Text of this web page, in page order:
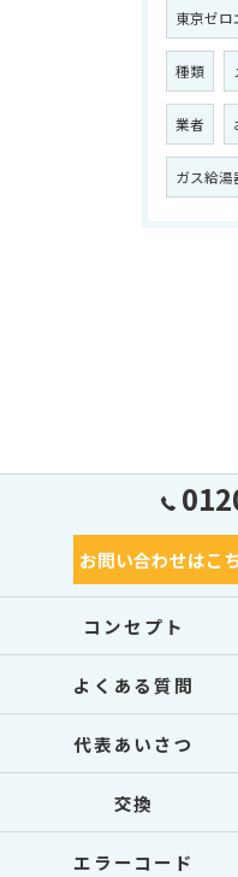
東京ゼロ
種類
業者
ガス給湯
お問い合わせはこ
コンセプト
よくある質問
代表あいさつ
交換
エラーコード